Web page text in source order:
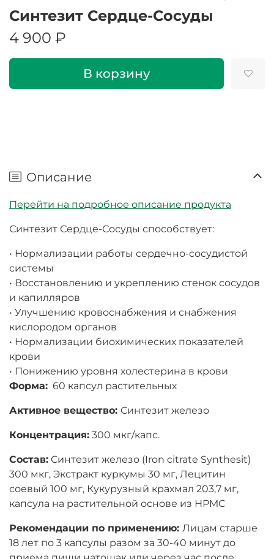
Синтезит Сердце-Сосуды
4 900 ₽
В корзину
Описание
Перейти на подробное описание продукта
Синтезит Сердце-Сосуды способствует:
• Нормализации работы сердечно-сосудистой
системы
• Восстановлению и укреплению стенок сосудов
и капилляров
• Улучшению кровоснабжения и снабжения
кислородом органов
• Нормализации биохимических показателей
крови
• Понижению уровня холестерина в крови
Форма: 60 капсул растительных
Активное вещество: Синтезит железо
Концентрация: 300 мкг/капс.
Состав: Синтезит железо (Iron citrate Synthesit)
300 мкг, Экстракт куркумы 30 мг, Лецитин
соевый 100 мг, Кукурузный крахмал 203,7 мг,
капсула на растительной основе из НРМС
Рекомендации по применению: Лицам старше
18 лет по 3 капсулы разом за 30-40 минут до